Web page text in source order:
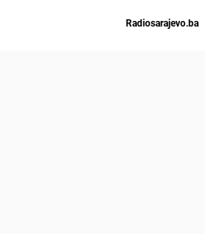
Radiosarajevo.ba